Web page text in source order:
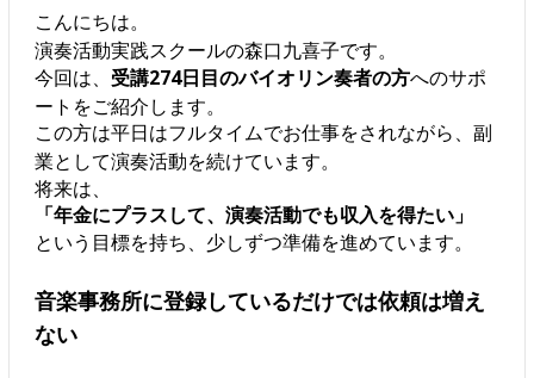
こんにちは。
演奏活動実践スクールの森口九喜子です。
今回は、 受講274日目のバイオリン奏者の方へのサポ
ートをご紹介します。
この方は平日はフルタイムでお仕事をされながら、副
業として演奏活動を続けています。
将来は、
「年金にプラスして、演奏活動でも収入を得たい」
という目標を持ち、少しずつ準備を進めています。
音楽事務所に登録しているだけでは依頼は増え
ない